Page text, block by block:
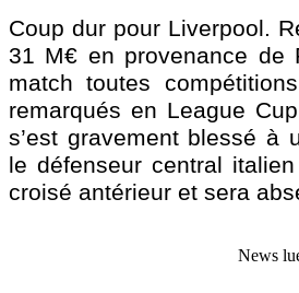
Coup dur pour Liverpool.
31 M€ en provenance de
match toutes
remarqués en League
s’est gravement blessé à
le défenseur central
croisé antérieur et sera
News